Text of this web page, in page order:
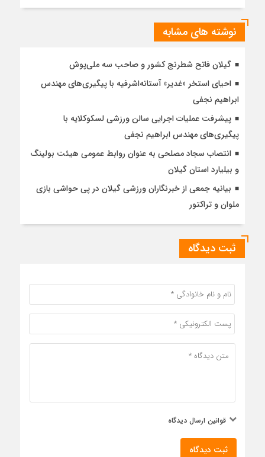
نوشته های مشابه
گیلان فاتح شطرنج کشور و صاحب سه ملی‌پوش
احیای استخر «غدیر» آستانه‌اشرفیه با پیگیری‌های مهندس
ابراهیم نجفی
پیشرفت عملیات اجرایی سالن ورزشی لسکوکلایه با
پیگیری‌های مهندس ابراهیم نجفی
انتصاب سجاد مصلحی به عنوان روابط عمومی هیئت بولینگ
و بیلیارد استان گیلان
بیانیه جمعی از خبرنگاران ورزشی گیلان در پی حواشی بازی
ملوان و تراکتور
ثبت دیدگاه
قوانین ارسال دیدگاه
ثبت دیدگاه